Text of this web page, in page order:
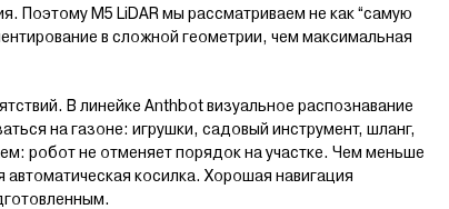
Поэтому M5 LiDAR мы рассматриваем не как “самую
в сложной геометрии, чем максимальная
В линейке Anthbot визуальное распознавание
на газоне: игрушки, садовый инструмент, шланг,
робот не отменяет порядок на участке. Чем меньше
косилка. Хорошая навигация